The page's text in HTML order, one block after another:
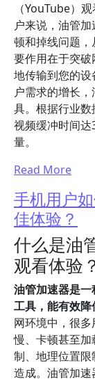
（YouTube）
户来说，油管
顿和掉线问题
要作用在于突
地传输到您的
户需求的增长
具。根据行业
视频缓冲时间
量。
Read More
手机用户
佳体验？
什么是油
观看体验
油管加速器是
工具，能有效降
网环境中，很
慢、卡顿甚至
制、地理位置
造成。油管加